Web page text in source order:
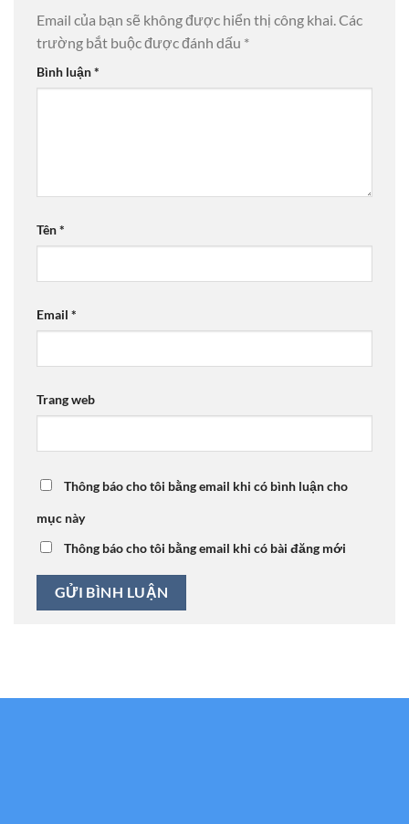
Email của bạn sẽ không được hiển thị công khai.Các
trường bắt buộc được đánh dấu *
Bình luận*
Tên*
Email *
Trang web
Thông báo cho tôi bằng email khi có bình luận cho
mục này
Thông báo cho tôi bằng email khi có bài đăng mới